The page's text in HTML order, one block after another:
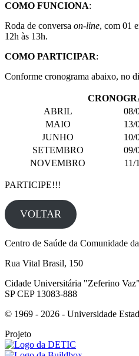
COMO FUNCIONA:
Roda de conversa on-line, com 01
12h às 13h.
COMO PARTICIPAR:
Conforme cronograma abaixo, no
ABRIL
08/
MAIO
13/
JUNHO
10/
SETEMBRO
09/
NOVEMBRO
11/
PARTICIPE!!!
VOLTAR
Centro de Saúde da Comunidade
Rua Vital Brasil, 150
Cidade Universitária "Zeferino
SP CEP 13083-888
© 1969 - 2026 - Universidade
Projeto